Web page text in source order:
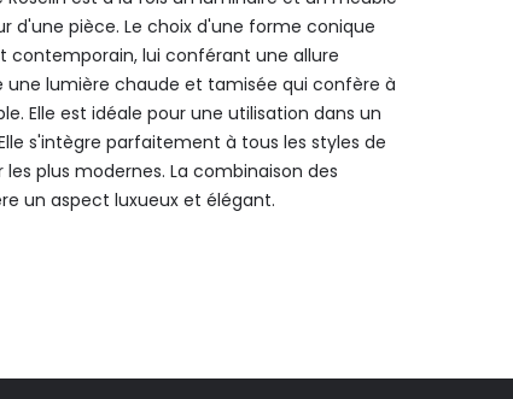
d'une pièce. Le choix d'une forme conique
contemporain, lui conférant une allure
une lumière chaude et tamisée qui confère à
Elle est idéale pour une utilisation dans un
s'intègre parfaitement à tous les styles de
plus modernes. La combinaison des
un aspect luxueux et élégant.